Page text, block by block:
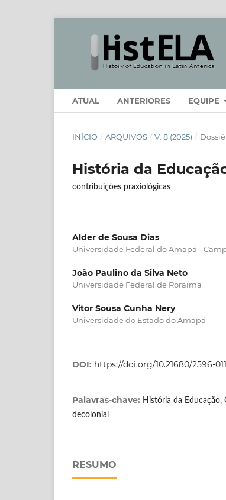
ATUAL ANTERIORES EQUIPE
INÍCIO / ARQUIVOS / V. 8 (2025) / Dossiê
História da
contribuições praxiológicas
Alder de Sousa Dias
Universidade Federal do Amapá -
João Paulino da Silva Neto
Universidade Federal de Roraima
Vitor Sousa Cunha Nery
Universidade do Estado do Amapá
DOI: https://doi.org/10.21680/2596-
Palavras-chave: História da Educação,
decolonial
RESUMO